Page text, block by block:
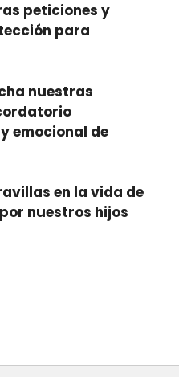
peticiones y
para
nuestras
emocional de
en la vida de
nuestros hijos